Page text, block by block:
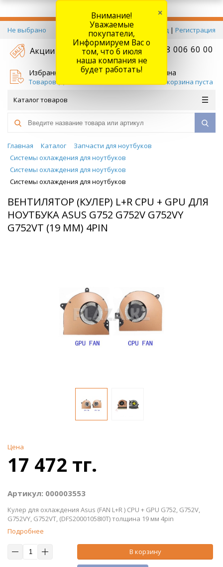
Не выбрано Вход | Регистрация
Акции +7 778 006 60 00
Избранное
Товаров (
Корзина
Ваша корзина пуста
Каталог товаров
Главная Каталог
Запчасти для ноутбуков
Системы охлаждения для ноутбуков
Системы охлаждения для ноутбуков
Системы охлаждения для ноутбуков
ВЕНТИЛЯТОР (КУЛЕР) L+R CPU + GPU ДЛЯ
НОУТБУКА ASUS G752 G752V G752VY
G752VT (19 MM) 4PIN
Цена
17 472 тг.
Артикул: 000003553
Кулер для охлаждения Asus (FAN L+R ) CPU + GPU G752, G752V,
G752VY, G752VT, (DFS20001058I0T) толщина 19 мм 4pin
Подробнее
В корзину
Внимание!
Уважаемые
покупатели,
Информируем Вас о
том, что 6 июля
наша компания не
будет работать!
×